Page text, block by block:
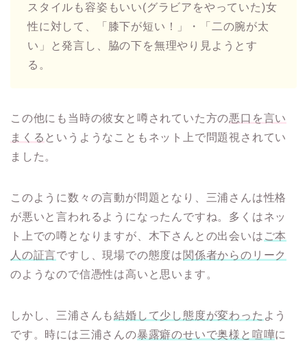
スタイルも容姿もいい(グラビアをやっていた)女
性に対して、「膝下が短い！」・「二の腕が太
い」と発言し、脇の下を無理やり見ようとす
る。
この他にも当時の彼女と噂されていた方の悪口を言い
まくる というようなこともネット上で問題視されてい
ました。
このように数々の言動が問題となり、三浦さんは性格
が悪いと言われるようになったんですね。多くはネッ
ト上での噂となりますが、木下さんとの出会いは ご本
人の証言ですし、現場での態度は関係者からのリーク
のようなので信憑性は高いと思います。
しかし、三浦さんも結婚して少し態度が変わった よう
です。時には三浦さんの暴露癖のせいで奥様と喧嘩に